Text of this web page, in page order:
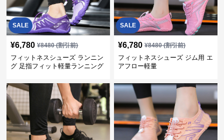
SALE
¥6,780 ¥8480(割引前)
フィットネスシューズ ランニン
グ 足指フィット軽量ランニング
SALE
¥6,780 ¥8480(割引前)
フィットネスシューズ ジム用 エ
アフロー軽量